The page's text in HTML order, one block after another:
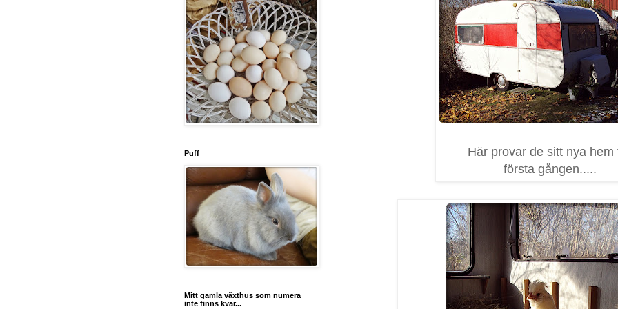
Här provar de sitt nya hem
första gången.....
Puff
Mitt gamla växthus som numera
inte finns kvar...